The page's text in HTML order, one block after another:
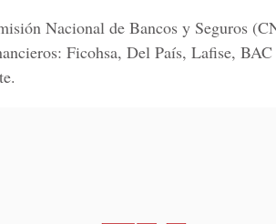
Nacional de Bancos y Seguros
Ficohsa, Del País, Lafise,